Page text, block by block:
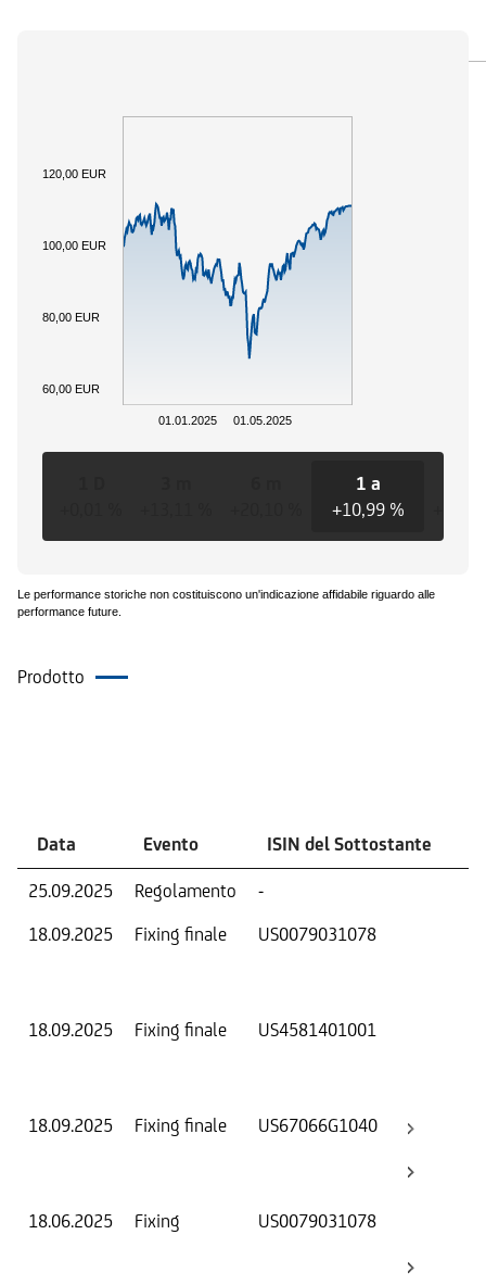
01.01.2025 01.05.2025
60,00 EUR
80,00 EUR
100,00 EUR
120,00 EUR
1 a
+10,99 %
Le performance storiche non costituiscono un'indicazione affidabile riguardo alle
performance future.
Prodotto
Data Evento ISIN del Sottostante
25.09.2025 Regolamento -
18.09.2025
Fixing finale US0079031078
18.09.2025
Fixing finale US4581401001
18.09.2025
Fixing finale US67066G1040
18.06.2025
Fixing US0079031078